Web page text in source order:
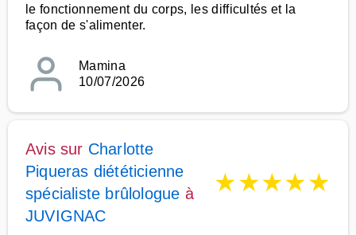
le fonctionnement du corps, les difficultés et la
façon de s'alimenter.
Mamina
10/07/2026
Avis sur Charlotte
Piqueras diététicienne
spécialiste brûlologue à
JUVIGNAC
★★★★★